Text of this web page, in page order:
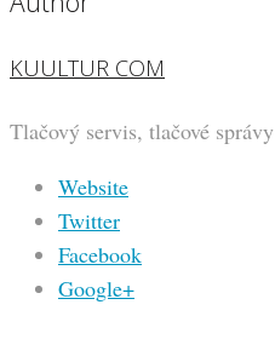
KUULTUR COM
Tlačový servis, tlačové správy
Website
Twitter
Facebook
Google+